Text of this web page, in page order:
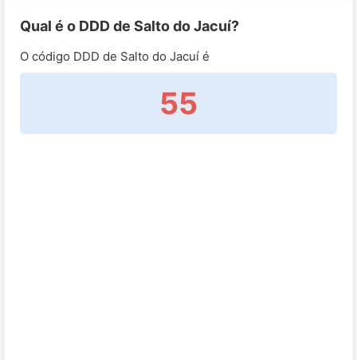
Qual é o DDD de Salto do Jacuí?
O código DDD de Salto do Jacuí é
55